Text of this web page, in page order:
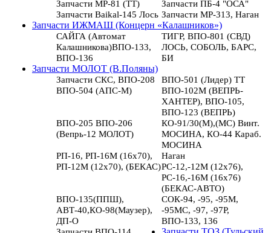
Запчасти МР-81 (ТТ)
Запчасти ПБ-4 "ОСА"
Запчасти Baikal-145 Лось Запчасти МР-313, Наган
Запчасти ИЖМАШ (Концерн «Калашников»)
САЙГА (Автомат
Калашникова)ВПО-133,
ВПО-136
ТИГР, ВПО-801 (СВД)
ЛОСЬ, СОБОЛЬ, БАРС,
БИ
Запчасти МОЛОТ (В.Поляны)
Запчасти СКС, ВПО-208
ВПО-501 (Лидер) ТТ
ВПО-504 (АПС-М)
ВПО-102М (ВЕПРЬ-
ХАНТЕР), ВПО-105,
ВПО-123 (ВЕПРЬ)
ВПО-205 ВПО-206
(Вепрь-12 МОЛОТ)
КО-91/30(М),(МС) Винт.
МОСИНА, КО-44 Караб.
МОСИНА
РП-16, РП-16М (16х70),
РП-12М (12х70), (БЕКАС)
Наган
РС-12,-12М (12х76),
РС-16,-16М (16х76)
(БЕКАС-АВТО)
ВПО-135(ППШ),
АВТ-40,КО-98(Маузер),
ДП-О
СОК-94, -95, -95М,
-95МС, -97, -97Р,
ВПО-133, 136